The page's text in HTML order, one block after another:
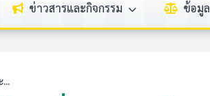
ข่าวสารและกิจกรรม ข้อมู